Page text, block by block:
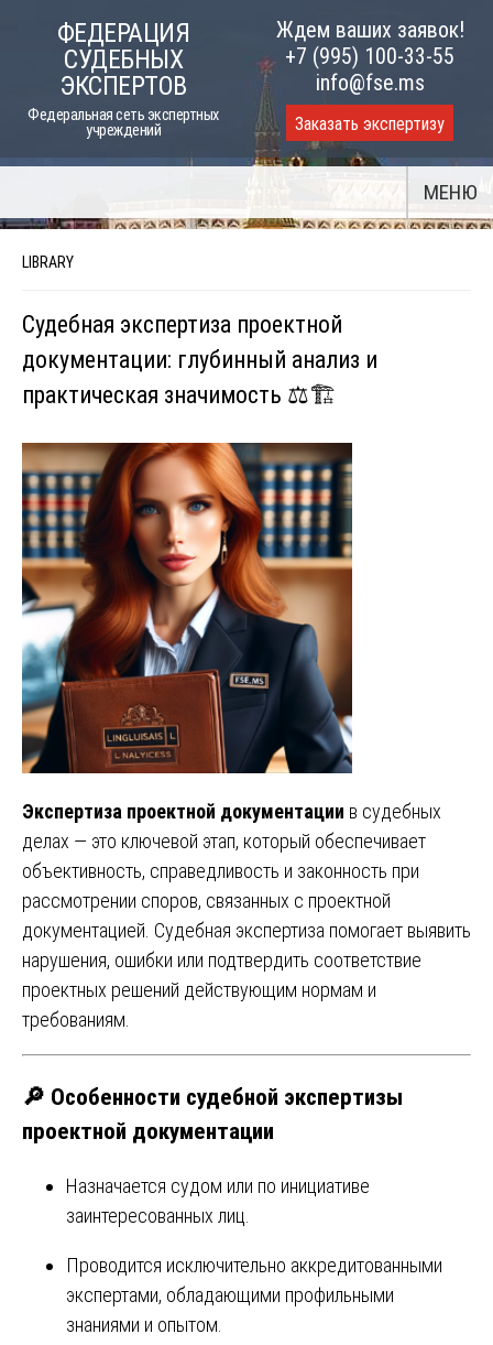
ФЕДЕРАЦИЯ
СУДЕБНЫХ
ЭКСПЕРТОВ
Федеральная сеть экспертных
учреждений
Ждем ваших заявок!
+7 (995) 100-33-55
info@fse.ms
Заказать экспертизу
МЕНЮ
LIBRARY
Судебная экспертиза проектной
документации: глубинный анализ и
практическая значимость ⚖️🏗️
Экспертиза проектной документации в судебных
делах — это ключевой этап, который обеспечивает
объективность, справедливость и законность при
рассмотрении споров, связанных с проектной
документацией. Судебная экспертиза помогает выявить
нарушения, ошибки или подтвердить соответствие
проектных решений действующим нормам и
требованиям.
🔎 Особенности судебной экспертизы
проектной документации
Назначается судом или по инициативе
заинтересованных лиц.
Проводится исключительно аккредитованными
экспертами, обладающими профильными
знаниями и опытом.